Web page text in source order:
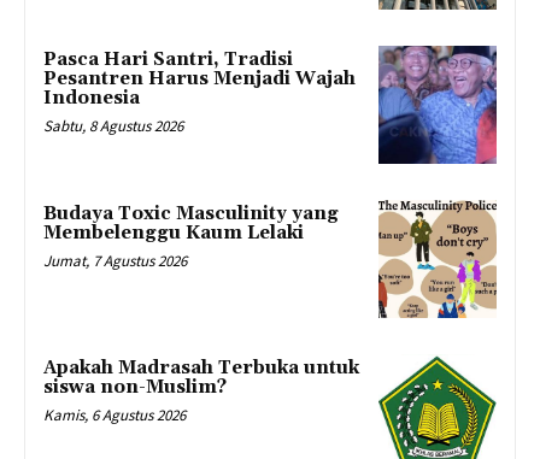
Pasca Hari Santri, Tradisi
Pesantren Harus Menjadi Wajah
Indonesia
Sabtu, 8 Agustus 2026
Budaya Toxic Masculinity yang
Membelenggu Kaum Lelaki
Jumat, 7 Agustus 2026
Apakah Madrasah Terbuka untuk
siswa non-Muslim?
Kamis, 6 Agustus 2026